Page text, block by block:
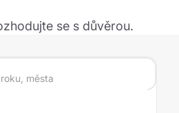
se s důvěrou.